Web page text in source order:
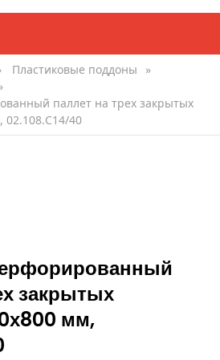
Пластиковые поддоны
»
паллет на трех закрытых
02.108.C14/40
закрытых
мм,